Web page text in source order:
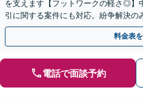
を支えます【フットワークの軽さ◎】
引に関する案件にも対応。紛争解決の
権回収、労務問題、経営サポートを含
料金表
電話で面談予約